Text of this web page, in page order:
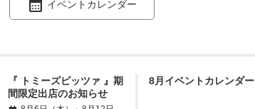
イベントカレンダー
『 トミーズピッツァ 』期
間限定出店のお知らせ
8月イベントカレンダー